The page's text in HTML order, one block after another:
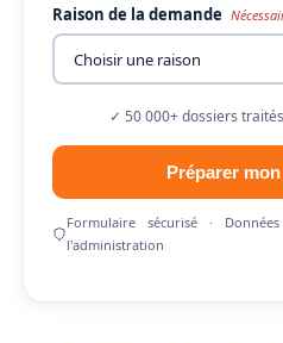
Raison de la demande
✓ 50 000+ dossiers
Préparer
Formulaire sécurisé ·
l'administration